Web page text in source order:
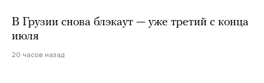
В Грузии снова блэкаут — уже третий с конца
июля
20 часов назад